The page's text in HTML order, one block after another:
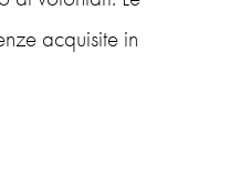
acquisite in